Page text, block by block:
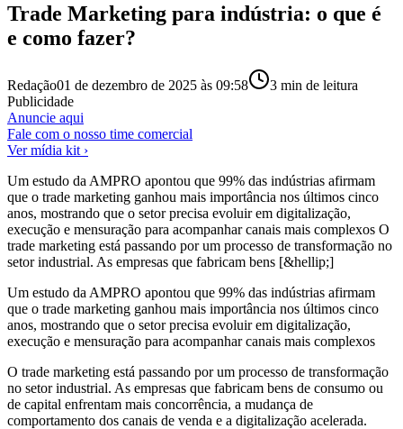
Trade Marketing para indústria: o que é
e como fazer?
Redação01 de dezembro de 2025 às 09:58 3 min de leitura
Publicidade
Anuncie aqui
Fale com o nosso time comercial
Ver mídia kit ›
Um estudo da AMPRO apontou que 99% das indústrias afirmam
que o trade marketing ganhou mais importância nos últimos cinco
anos, mostrando que o setor precisa evoluir em digitalização,
execução e mensuração para acompanhar canais mais complexos O
trade marketing está passando por um processo de transformação no
setor industrial. As empresas que fabricam bens [&hellip;]
Um estudo da AMPRO apontou que 99% das indústrias afirmam
que o trade marketing ganhou mais importância nos últimos cinco
anos, mostrando que o setor precisa evoluir em digitalização,
execução e mensuração para acompanhar canais mais complexos
O trade marketing está passando por um processo de transformação
no setor industrial. As empresas que fabricam bens de consumo ou
de capital enfrentam mais concorrência, a mudança de
comportamento dos canais de venda e a digitalização acelerada.